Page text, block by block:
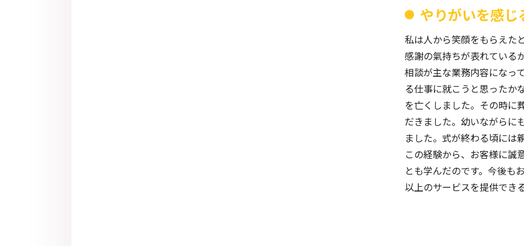
やりがいを感じ
私は人から笑顔をもらえた
感謝の氣持ちが表れている
相談が主な業務内容になっ
る仕事に就こうと思ったか
を亡くしました。その時に
だきました。幼いながらに
ました。式が終わる頃には
この経験から、お客様に誠
とも学んだのです。今後も
以上のサービスを提供でき